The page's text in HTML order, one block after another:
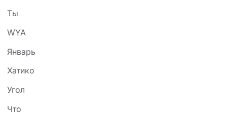
Ты
WYA
Январь
Хатико
Угол
Что